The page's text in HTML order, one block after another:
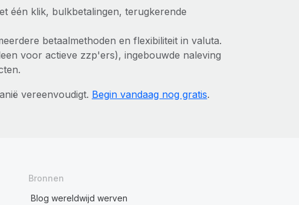
één klik, bulkbetalingen, terugkerende
betaalmethoden en flexibiliteit in valuta.
voor actieve zzp'ers), ingebouwde naleving
vereenvoudigt. Begin vandaag nog gratis.
Bronnen
Blog wereldwijd werven